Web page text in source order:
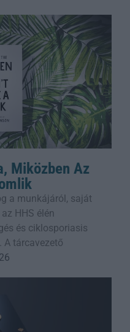
Miközben Az
a munkájáról, saját
HHS élén
és ciklosporiasis
A tárcavezető